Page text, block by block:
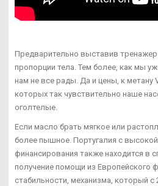
Предварительно выставив
пропорции тела. Тем более, как мы
нам не все рады. Да и цены, к метану
которых так чувствительно наше
оголтелые.
Если масло брать мягкое или
более пышное. Португалия с
финансирования также находится в
получение помощи из Европейского
стабильности, механизма, который